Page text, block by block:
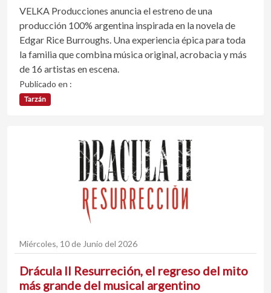
VELKA Producciones anuncia el estreno de una
producción 100% argentina inspirada en la novela de
Edgar Rice Burroughs. Una experiencia épica para toda
la familia que combina música original, acrobacia y más
de 16 artistas en escena.
Publicado en :
Tarzán
Miércoles, 10 de Junio del 2026
Drácula II Resurreción, el regreso del mito
más grande del musical argentino